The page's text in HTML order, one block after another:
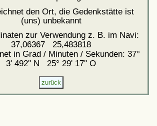
den Ort, die Gedenkstätte ist
(uns) unbekannt
zur Verwendung z. B. im Navi:
37,06367 25,483818
in Grad / Minuten / Sekunden: 37°
3' 492'' N 25° 29' 17'' O